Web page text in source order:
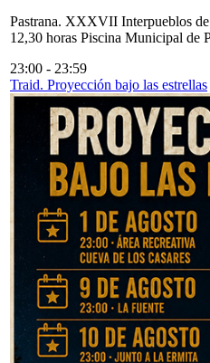
Pastrana. XXXVII Interpueblos
12,30 horas Piscina Municipal de
23:00 - 23:59
Traid. Proyección bajo las estrellas